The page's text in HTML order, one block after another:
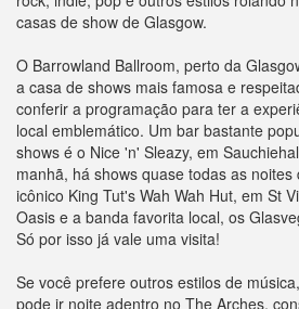
casas de show de Glasgow.
O Barrowland Ballroom, perto da
a casa de shows mais famosa e
conferir a programação para ter a
local emblemático. Um bar bastante
shows é o Nice 'n' Sleazy, em
manhã, há shows quase todas as noites
icônico King Tut's Wah Wah Hut, em St
Oasis e a banda favorita local, os
Só por isso já vale uma visita!
Se você prefere outros estilos de
pode ir noite adentro no The Arches,